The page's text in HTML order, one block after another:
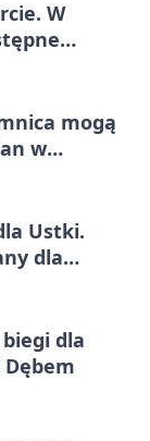
W
mogą
w
Ustki.
dla
dla
Dębem